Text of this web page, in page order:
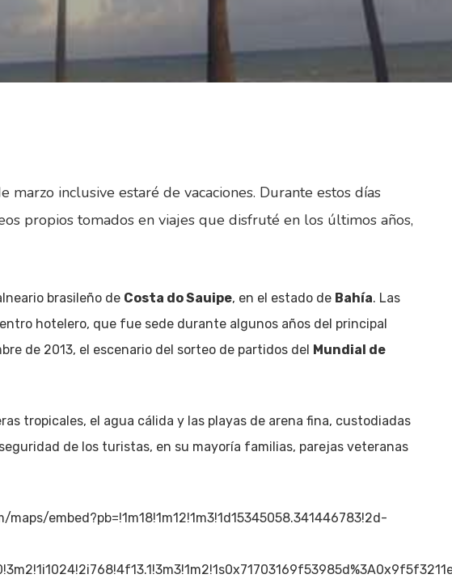
inclusive estaré de vacaciones. Durante estos días
propios tomados en viajes que disfruté en los últimos años,
brasileño de Costa do Sauipe, en el estado de Bahía. Las
hotelero, que fue sede durante algunos años del principal
de 2013, el escenario del sorteo de partidos del Mundial de
tropicales, el agua cálida y las playas de arena fina, custodiadas
de los turistas, en su mayoría familias, parejas veteranas
embed?pb=!1m18!1m12!1m3!1d15345058.341446783!2d-